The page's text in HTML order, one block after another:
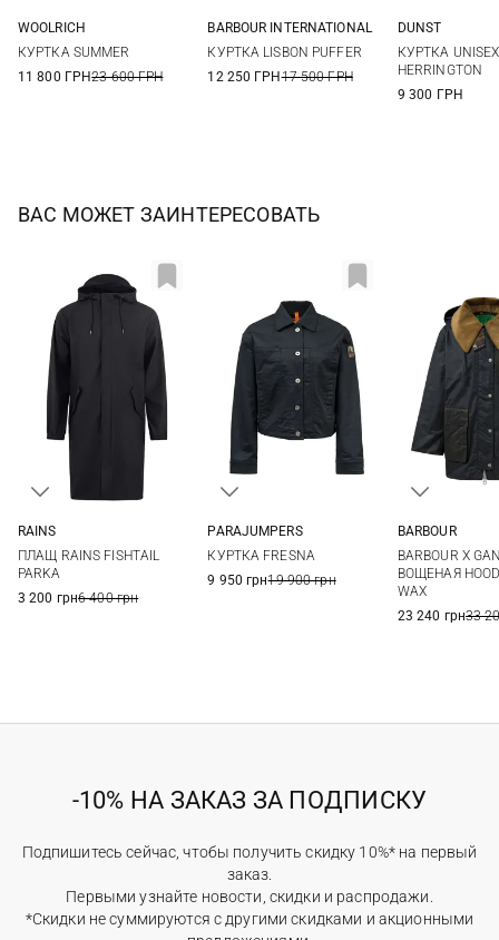
WOOLRICH
КУРТКА SUMMER
11 800 ГРН23 600 ГРН
BARBOUR INTERNATIONAL
КУРТКА LISBON PUFFER
12 250 ГРН17 500 ГРН
DUNST
КУРТКА
HERRINGTON
9 300 ГРН
ВАС МОЖЕТ ЗАИНТЕРЕСОВАТЬ
XL
RAINS
ПЛАЩ RAINS FISHTAIL
PARKA
3 200 грн6 400 грн
PARAJUMPERS
КУРТКА FRESNA
9 950 грн19 900 грн
BARBOUR
BARBOUR X
ВОЩЕНАЯ
WAX
23 240 грн33
-10% НА ЗАКАЗ ЗА ПОДПИСКУ
Подпишитесь сейчас, чтобы получить скидку 10%* на первый
заказ.
Первыми узнайте новости, скидки и распродажи.
*Скидки не суммируются с другими скидками и акционными